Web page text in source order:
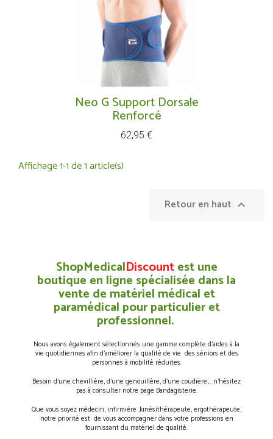
Neo G Support Dorsale
Renforcé
Prix
62,95 €
Affichage 1-1 de 1 article(s)
Retour en haut 
ShopMedicalDiscountest une
boutique en ligne spécialisée dans la
vente de matériel médical et
paramédical pour particulier et
professionnel.
Nous avons également sélectionnés une gamme complète d’aides à la
vie quotidiennes afin d’améliorer la qualité de vie des séniors et des
personnes à mobilité réduites.
Besoin d’une chevillière, d’une genouillère, d’une coudière,… n’hésitez
pas à consulter notre page Bandagisterie.
Que vous soyez médecin, infirmière ,kinésithérapeute, ergothérapeute,
notre priorité est de vous accompagner dans votre professions en
fournissant du matériel de qualité.